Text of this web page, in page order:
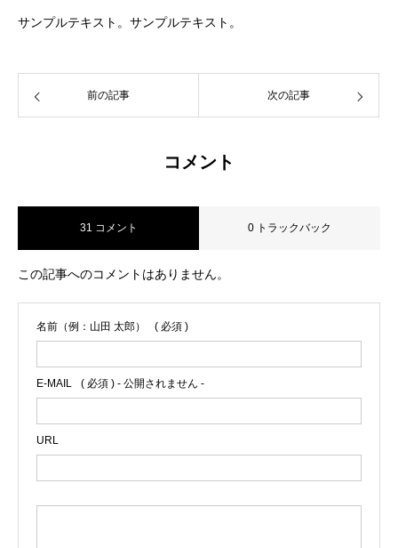
サンプルテキスト。サンプルテキスト。
前の記事 次の記事
コメント
31 コメント 0 トラックバック
この記事へのコメントはありません。
名前（例：山田 太郎） ( 必須 )
E-MAIL ( 必須 ) - 公開されません -
URL